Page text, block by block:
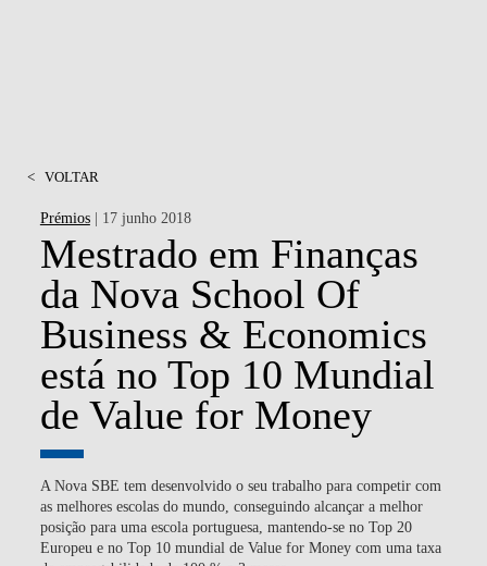
< VOLTAR
Prémios| 17 junho 2018
Mestrado em Finanças
da Nova School Of
Business & Economics
está no Top 10 Mundial
de Value for Money
A Nova SBE tem desenvolvido o seu trabalho para competir com
as melhores escolas do mundo, conseguindo alcançar a melhor
posição para uma escola portuguesa, mantendo-se no Top 20
Europeu e no Top 10 mundial de Value for Money com uma taxa